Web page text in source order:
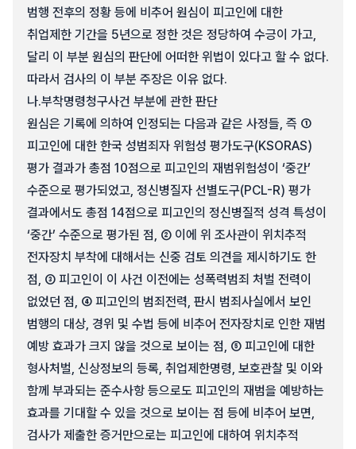
범행 전후의 정황 등에 비추어 원심이 피고인에 대한
취업제한 기간을 5년으로 정한 것은 정당하여 수긍이 가고,
달리 이 부분 원심의 판단에 어떠한 위법이 있다고 할 수 없다.
따라서 검사의 이 부분 주장은 이유 없다.
나.부착명령청구사건 부분에 관한 판단
원심은 기록에 의하여 인정되는 다음과 같은 사정들, 즉 ①
피고인에 대한 한국 성범죄자 위험성 평가도구(KSORAS)
평가 결과가 총점 10점으로 피고인의 재범위험성이 ‘중간’
수준으로 평가되었고, 정신병질자 선별도구(PCL-R) 평가
결과에서도 총점 14점으로 피고인의 정신병질적 성격 특성이
‘중간’ 수준으로 평가된 점, ② 이에 위 조사관이 위치추적
전자장치 부착에 대해서는 신중 검토 의견을 제시하기도 한
점, ③ 피고인이 이 사건 이전에는 성폭력범죄 처벌 전력이
없었던 점, ④ 피고인의 범죄전력, 판시 범죄사실에서 보인
범행의 대상, 경위 및 수법 등에 비추어 전자장치로 인한 재범
예방 효과가 크지 않을 것으로 보이는 점, ⑤ 피고인에 대한
형사처벌, 신상정보의 등록, 취업제한명령, 보호관찰 및 이와
함께 부과되는 준수사항 등으로도 피고인의 재범을 예방하는
효과를 기대할 수 있을 것으로 보이는 점 등에 비추어 보면,
검사가 제출한 증거만으로는 피고인에 대하여 위치추적